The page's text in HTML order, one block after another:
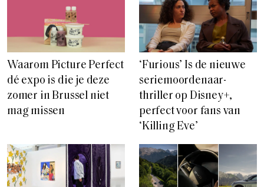
Waarom Picture Perfect
dé expo is die je deze
zomer in Brussel niet
mag missen
‘Furious’ Is de nieuwe
seriemoordenaar-
thriller op Disney+,
perfect voor fans van
‘Killing Eve’